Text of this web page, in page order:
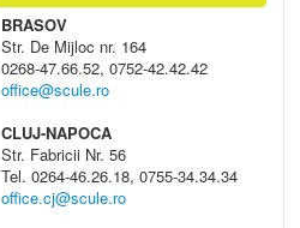
BRASOV
Str. De Mijloc nr. 164
0268-47.66.52, 0752-42.42.42
office@scule.ro
CLUJ-NAPOCA
Str. Fabricii Nr. 56
Tel. 0264-46.26.18, 0755-34.34.34
office.cj@scule.ro